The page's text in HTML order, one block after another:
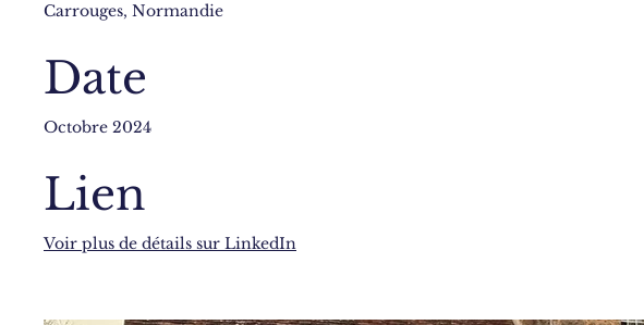
Carrouges, Normandie
Date
Octobre 2024
Lien
Voir plus de détails sur LinkedIn